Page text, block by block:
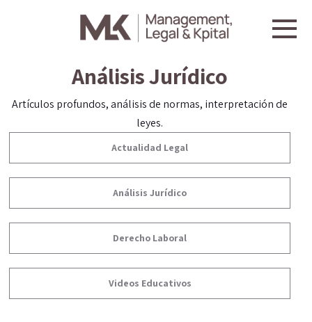
Análisis Jurídico
Artículos profundos, análisis de normas, interpretación de
leyes.
Actualidad Legal
Análisis Jurídico
Derecho Laboral
Videos Educativos